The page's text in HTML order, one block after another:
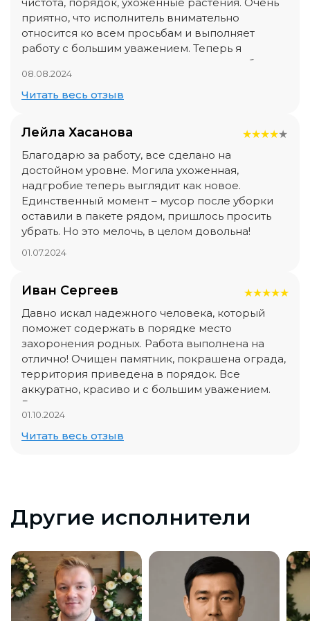
чистота, порядок, ухоженные растения. Очень
приятно, что исполнитель внимательно
относится ко всем просьбам и выполняет
работу с большим уважением. Теперь я
уверена, что место захоронения всегда будет
выглядеть достойно.
08.08.2024
Читать весь отзыв
Лейла Хасанова ★★★★★
Благодарю за работу, все сделано на
достойном уровне. Могила ухоженная,
надгробие теперь выглядит как новое.
Единственный момент – мусор после уборки
оставили в пакете рядом, пришлось просить
убрать. Но это мелочь, в целом довольна!
01.07.2024
Иван Сергеев ★★★★★
Давно искал надежного человека, который
поможет содержать в порядке место
захоронения родных. Работа выполнена на
отлично! Очищен памятник, покрашена ограда,
территория приведена в порядок. Все
аккуратно, красиво и с большим уважением.
Видно, что исполнитель ответственно подходит
к своей работе.
01.10.2024
Читать весь отзыв
Другие исполнители